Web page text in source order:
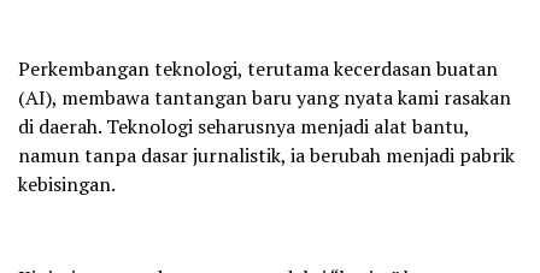
Perkembangan teknologi, terutama kecerdasan buatan
(AI), membawa tantangan baru yang nyata kami rasakan
di daerah. Teknologi seharusnya menjadi alat bantu,
namun tanpa dasar jurnalistik, ia berubah menjadi pabrik
kebisingan.